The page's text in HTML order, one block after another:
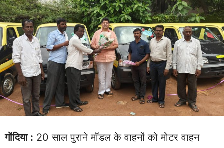
गोंदिया : 20 साल पुराने मॉडल के वाहनों को मोटर वाहन